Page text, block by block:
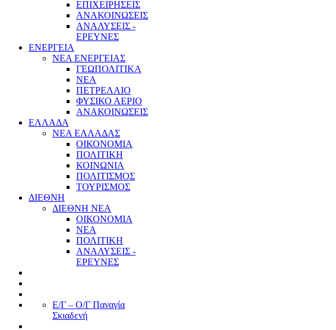
ΕΠΙΧΕΙΡΗΣΕΙΣ
ΑΝΑΚΟΙΝΩΣΕΙΣ
ΑΝΑΛΥΣΕΙΣ -
ΕΡΕΥΝΕΣ
ΕΝΕΡΓΕΙΑ
ΝΕΑ ΕΝΕΡΓΕΙΑΣ
ΓΕΩΠΟΛΙΤΙΚΑ
ΝΕΑ
ΠΕΤΡΕΛΑΙΟ
ΦΥΣΙΚΟ ΑΕΡΙΟ
ΑΝΑΚΟΙΝΩΣΕΙΣ
ΕΛΛΑΔΑ
ΝΕΑ ΕΛΛΑΔΑΣ
ΟΙΚΟΝΟΜΙΑ
ΠΟΛΙΤΙΚΗ
ΚΟΙΝΩΝΙΑ
ΠΟΛΙΤΙΣΜΟΣ
ΤΟΥΡΙΣΜΟΣ
ΔΙΕΘΝΗ
ΔΙΕΘΝΗ ΝΕΑ
ΟΙΚΟΝΟΜΙΑ
ΝΕΑ
ΠΟΛΙΤΙΚΗ
ΑΝΑΛΥΣΕΙΣ -
ΕΡΕΥΝΕΣ
Ε/Γ – Ο/Γ Παναγία
Σκιαδενή